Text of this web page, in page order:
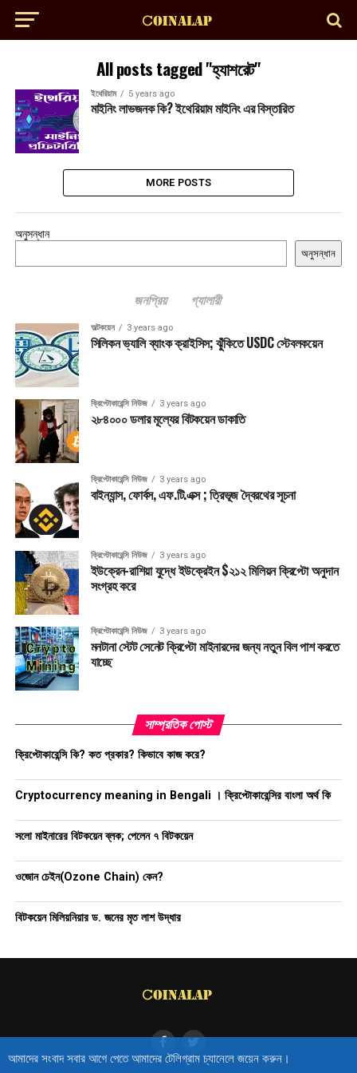
All posts tagged "হ্যাশরেট"
ইথেরিয়াম 5 years ago
মাইনিং লাভজনক কি? ইথেরিয়াম মাইনিং এর বিস্তারিত
MORE POSTS
অনুসন্ধান
অনুসন্ধান
জনপ্রিয় গ্যালারী
অল্টকয়েন 3 years ago
সিলিকন ভ্যালি ব্যাংক ক্রাইসিস; ঝুঁকিতে USDC স্টেবলকয়েন
ক্রিপ্টোকারেন্সি নিউজ 3 years ago
২৮৪০০০ ডলার মূল্যের বিটকয়েন ডাকাতি
ক্রিপ্টোকারেন্সি নিউজ 3 years ago
বাইন্যান্স, ফোর্বস, এফ.টি.এক্স ; ত্রিভূজ দ্বৈরথের সূচনা
ক্রিপ্টোকারেন্সি নিউজ 3 years ago
ইউক্রেন-রাশিয়া যুদ্ধে ইউক্রেইন $২১২ মিলিয়ন ক্রিপ্টো অনুদান
সংগ্রহ করে
ক্রিপ্টোকারেন্সি নিউজ 3 years ago
মনটানা স্টেট সেনেট ক্রিপ্টো মাইনারদের জন্য নতুন বিল পাশ করতে
যাচ্ছে
সাম্প্রতিক পোস্ট
ক্রিপ্টোকারেন্সি কি? কত প্রকার? কিভাবে কাজ করে?
Cryptocurrency meaning in Bengali । ক্রিপ্টোকারেন্সির বাংলা অর্থ কি
সলো মাইনারের বিটকয়েন ব্লক; পেলেন ৭ বিটকয়েন
ওজোন চেইন(Ozone Chain) কেন?
বিটকয়েন মিলিয়নিয়ার ড. জনের মৃত লাশ উদ্ধার
আমাদের সংবাদ সবার আগে পেতে আমাদের টেলিগ্রাম চ্যানেলে জয়েন করুন।